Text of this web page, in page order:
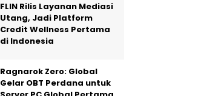
FLIN Rilis Layanan Mediasi
Utang, Jadi Platform
Credit Wellness Pertama
di Indonesia
Ragnarok Zero: Global
Gelar OBT Perdana untuk